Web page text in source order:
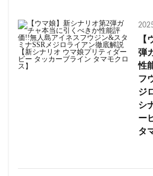
【
弾
性
フ
ジ
シ
ー
タ